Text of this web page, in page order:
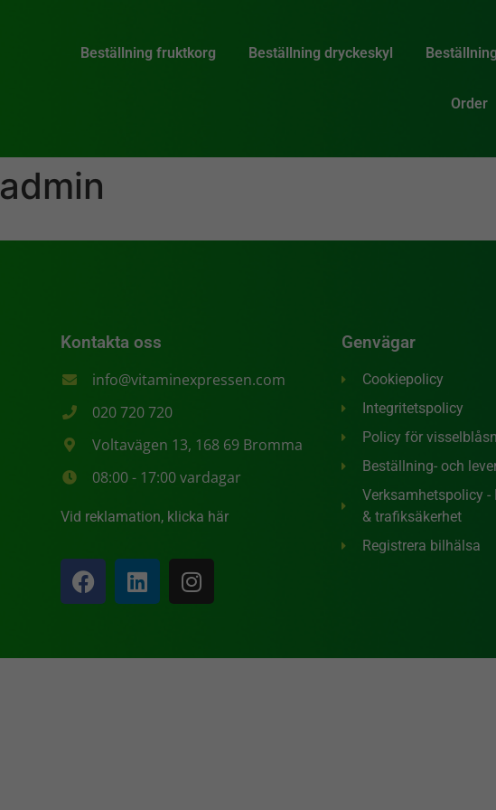
Beställning fruktkorg Beställning dryckeskyl
Order
admin
Kontakta oss
info@vitaminexpressen.com
020 720 720
Voltavägen 13, 168 69 Bromma
08:00 - 17:00 vardagar
Vid reklamation, klicka här
Genvägar
Cookiepolicy
Integritetspolicy
Policy för
Beställning- och
Verksamhetspolicy -
& trafiksäkerhet
Registrera bilhälsa